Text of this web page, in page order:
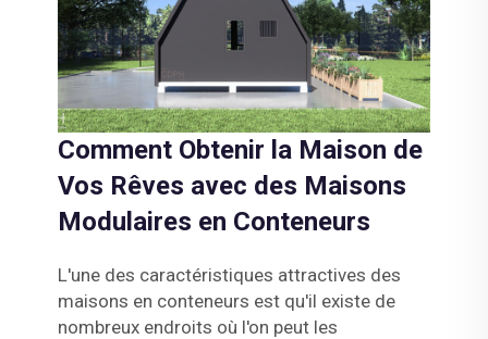
Comment Obtenir la Maison de
Vos Rêves avec des Maisons
Modulaires en Conteneurs
L'une des caractéristiques attractives des
maisons en conteneurs est qu'il existe de
nombreux endroits où l'on peut les